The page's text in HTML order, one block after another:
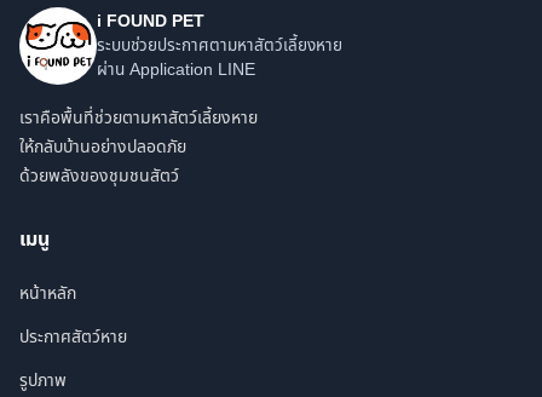
i FOUND PET
ระบบช่วยประกาศตามหาสัตว์เลี้ยงหาย
ผ่าน Application LINE
เราคือพื้นที่ช่วยตามหาสัตว์เลี้ยงหาย
ให้กลับบ้านอย่างปลอดภัย
ด้วยพลังของชุมชนสัตว์
เมนู
หน้าหลัก
ประกาศสัตว์หาย
รูปภาพ